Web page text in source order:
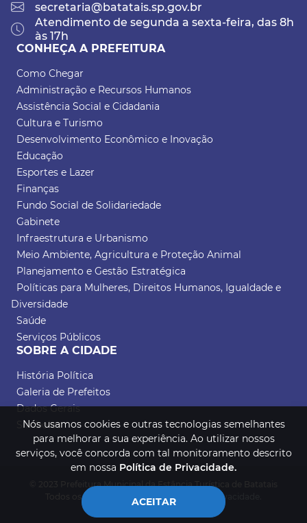
secretaria@batatais.sp.gov.br
Atendimento de segunda a sexta-feira, das 8h
às 17h
CONHEÇA A PREFEITURA
Como Chegar
Administração e Recursos Humanos
Assistência Social e Cidadania
Cultura e Turismo
Desenvolvimento Econômico e Inovação
Educação
Esportes e Lazer
Finanças
Fundo Social de Solidariedade
Gabinete
Infraestrutura e Urbanismo
Meio Ambiente, Agricultura e Proteção Animal
Planejamento e Gestão Estratégica
Políticas para Mulheres, Direitos Humanos, Igualdade e
Diversidade
Saúde
Serviços Públicos
SOBRE A CIDADE
História Política
Galeria de Prefeitos
Dados Gerais
Símbolos
© 2023 Prefeitura Municipal da Estância Turística de Batatais
Todos os direitos reservados.Política de Privacidade.
Nós usamos cookies e outras tecnologias semelhantes
para melhorar a sua experiência. Ao utilizar nossos
serviços, você concorda com tal monitoramento descrito
em nossa Política de Privacidade.
ACEITAR